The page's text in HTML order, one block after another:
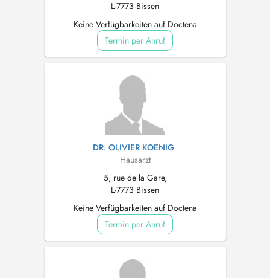
L-7773 Bissen
Keine Verfügbarkeiten auf Doctena
Termin per Anruf
DR. OLIVIER KOENIG
Hausarzt
5, rue de la Gare,
L-7773 Bissen
Keine Verfügbarkeiten auf Doctena
Termin per Anruf